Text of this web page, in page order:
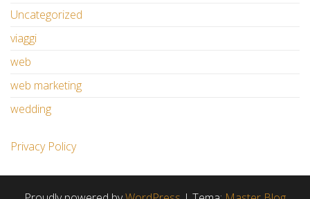
Uncategorized
viaggi
web
web marketing
wedding
Privacy Policy